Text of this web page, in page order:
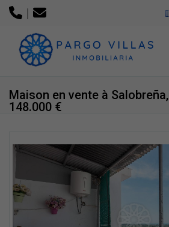
|
Maison en vente à Salobreña,
148.000 €